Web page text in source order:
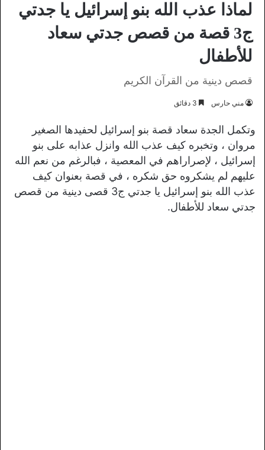
لماذا عذب الله بنو إسرائيل يا جدتي
ج3 قصة من قصص جدتي سعاد
للأطفال
قصص دينية من القرآن الكريم
مني حارس
وتكمل الجدة سعاد قصة بنو إسرائيل لحفيدها الصغير
مروان ، وتخبره كيف عذب الله وانزل عذابه على بنو
إسرائيل ، لإصراراهم في المعصية ، فبالرغم من نعم الله
عليهم لم يشكروه حق شكره ، في قصة بعنوان كيف
عذب الله بنو إسرائيل يا جدتي ج3 قصى دينية من قصص
جدتي سعاد للأطفال.